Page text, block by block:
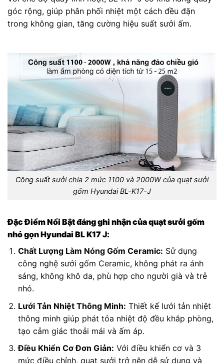
góc rộng, giúp phân phối nhiệt một cách đều đặn
trong không gian, tăng cường hiệu suất sưởi ấm.
Công suất sưởi chia 2 mức 1100 và 2000W của quạt sưởi
gốm Hyundai BL-K17-J
Đặc Điểm Nổi Bật đáng ghi nhận của quạt sưởi gốm
nhỏ gọn Hyundai BL K17 J:
Chất Lượng Làm Nóng Gốm Ceramic: Sử dụng
công nghệ sưởi gốm Ceramic, không phát ra ánh
sáng, không khô da, phù hợp cho người già và trẻ
nhỏ.
Lưới Tản Nhiệt Thông Minh: Thiết kế lưới tản nhiệt
thông minh giúp phát tỏa nhiệt độ đều khắp phòng,
tạo cảm giác thoải mái và ấm áp.
Điều Khiển Cơ Đơn Giản: Với điều khiển cơ và 3
mức điều chỉnh, quạt sưởi trở nên dễ sử dụng và